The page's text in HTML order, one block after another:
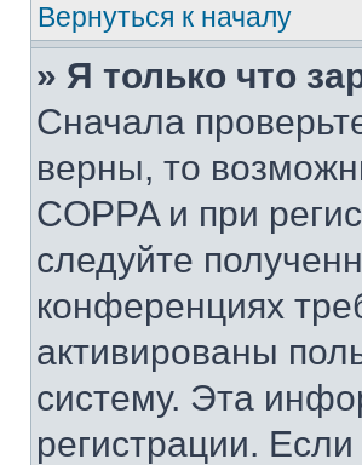
Вернуться к началу
» Я только что
Сначала
верны, то
COPPA и при
следуйте
конференциях
активированы
систему. Эта
регистрации.